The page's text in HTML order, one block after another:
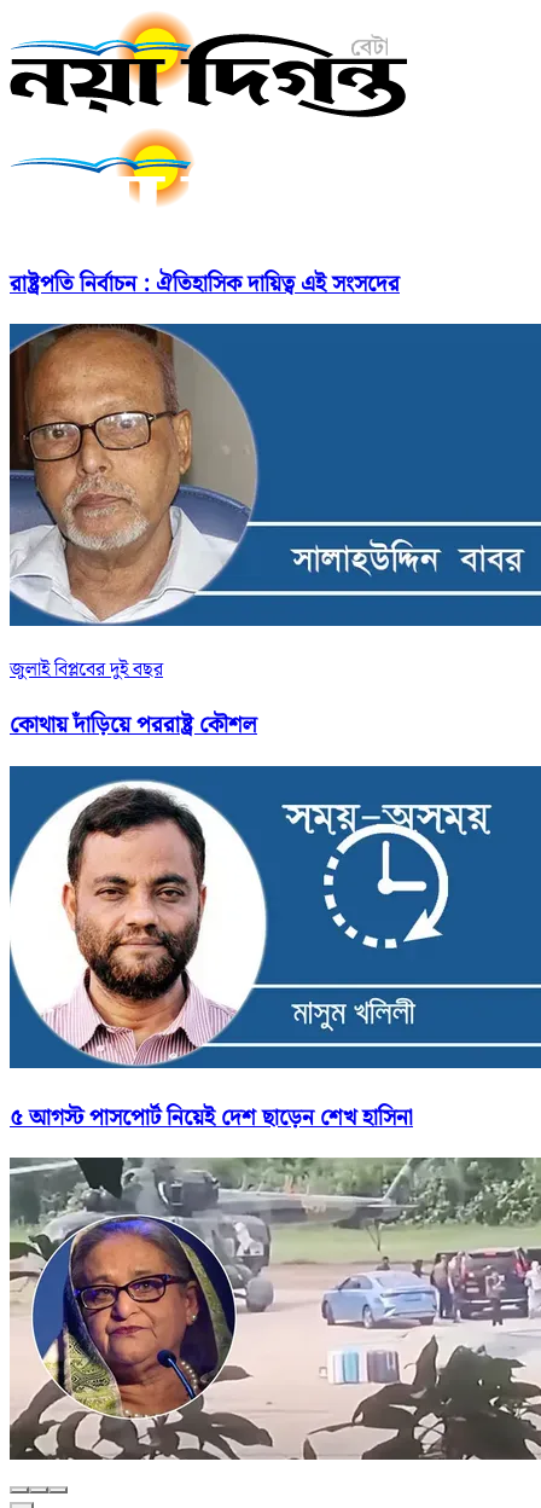
রাষ্ট্রপতি নির্বাচন : ঐতিহাসিক দায়িত্ব এই সংসদের
জুলাই বিপ্লবের দুই বছর
কোথায় দাঁড়িয়ে পররাষ্ট্র কৌশল
৫ আগস্ট পাসপোর্ট নিয়েই দেশ ছাড়েন শেখ হাসিনা